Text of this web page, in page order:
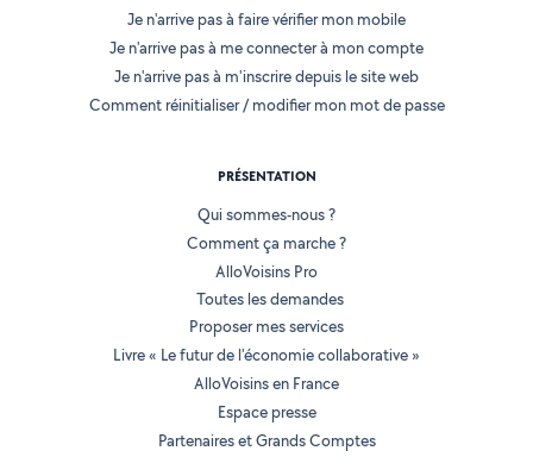
Je n'arrive pas à faire vérifier mon mobile
Je n'arrive pas à me connecter à mon compte
Je n'arrive pas à m'inscrire depuis le site web
Comment réinitialiser / modifier mon mot de passe
PRÉSENTATION
Qui sommes-nous ?
Comment ça marche ?
AlloVoisins Pro
Toutes les demandes
Proposer mes services
Livre « Le futur de l'économie collaborative »
AlloVoisins en France
Espace presse
Partenaires et Grands Comptes